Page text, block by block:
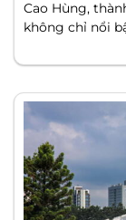
Cao Hùng,
không chỉ nổi